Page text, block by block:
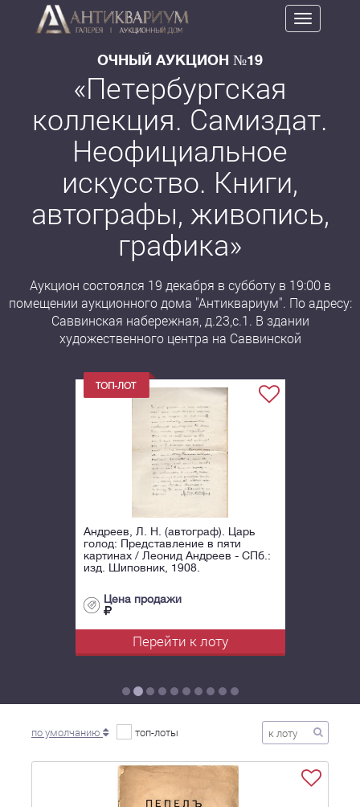
Toggle
navigation
ОЧНЫЙ АУКЦИОН №19
«Петербургская
коллекция. Самиздат.
Неофициальное
искусство. Книги,
автографы, живопись,
графика»
Аукцион состоялся 19 декабря в субботу в 19:00 в
помещении аукционного дома "Антиквариум". По адресу:
Саввинская набережная, д.23,с.1. В здании
художественного центра на Саввинской
Андреев, Л. Н. (автограф). Царь
голод: Представление в пяти
картинах / Леонид Андреев - СПб.:
изд. Шиповник, 1908.
Цена продажи
Перейти к лоту
по умолчанию топ-лоты